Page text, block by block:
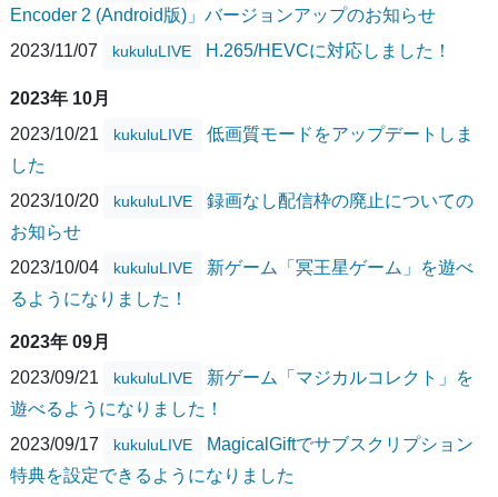
Encoder 2 (Android版)」バージョンアップのお知らせ
2023/11/07
kukuluLIVE H.265/HEVCに対応しました！
2023年 10月
2023/10/21
kukuluLIVE
低画質モードをアップデートしま
した
2023/10/20
kukuluLIVE
録画なし配信枠の廃止についての
お知らせ
2023/10/04
kukuluLIVE
新ゲーム「冥王星ゲーム」を遊べ
るようになりました！
2023年 09月
2023/09/21
kukuluLIVE
新ゲーム「マジカルコレクト」を
遊べるようになりました！
2023/09/17
kukuluLIVE
MagicalGiftでサブスクリプション
特典を設定できるようになりました